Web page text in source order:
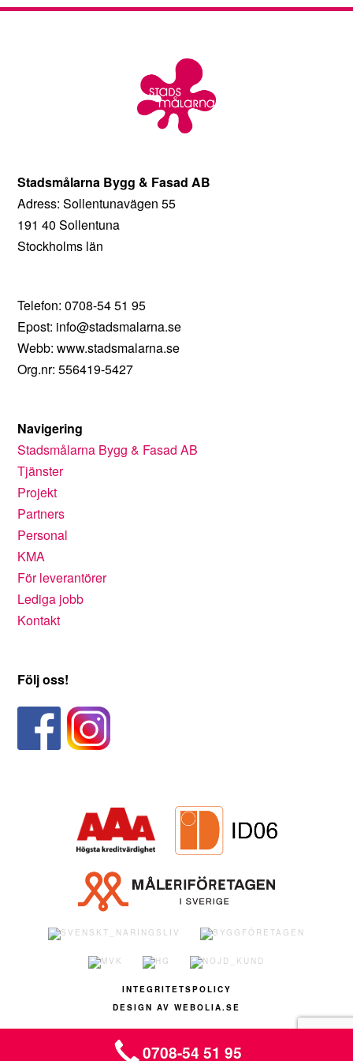
Stadsmålarna Bygg & Fasad AB
Adress: Sollentunavägen 55
191 40 Sollentuna
Stockholms län
Telefon: 0708-54 51 95
Epost: info@stadsmalarna.se
Webb: www.stadsmalarna.se
Org.nr: 556419-5427
Navigering
Stadsmålarna Bygg & Fasad AB
Tjänster
Projekt
Partners
Personal
KMA
För leverantörer
Lediga jobb
Kontakt
Följ oss!
INTEGRITETSPOLICY
DESIGN AV WEBOLIA.SE
0708-54 51 95